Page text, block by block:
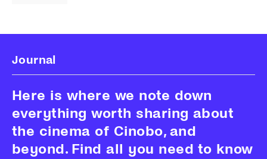
Journal
Here is where we note down
everything worth sharing about
the cinema of Cinobo, and
beyond. Find all you need to know